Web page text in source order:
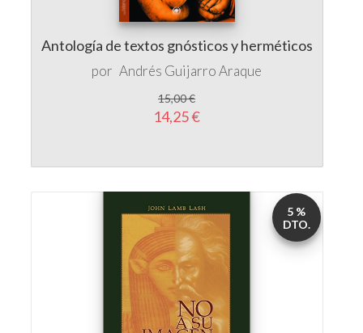
Antología de textos gnósticos y herméticos
por Andrés Guijarro Araque
15,00 €
14,25 €
5 %
DTO.